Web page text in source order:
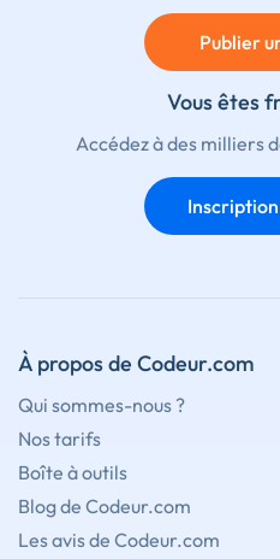
Publier
Vous êtes
Accédez à des milliers
À propos de Codeur.com
Qui sommes-nous ?
Nos tarifs
Boîte à outils
Blog de Codeur.com
Les avis de Codeur.com